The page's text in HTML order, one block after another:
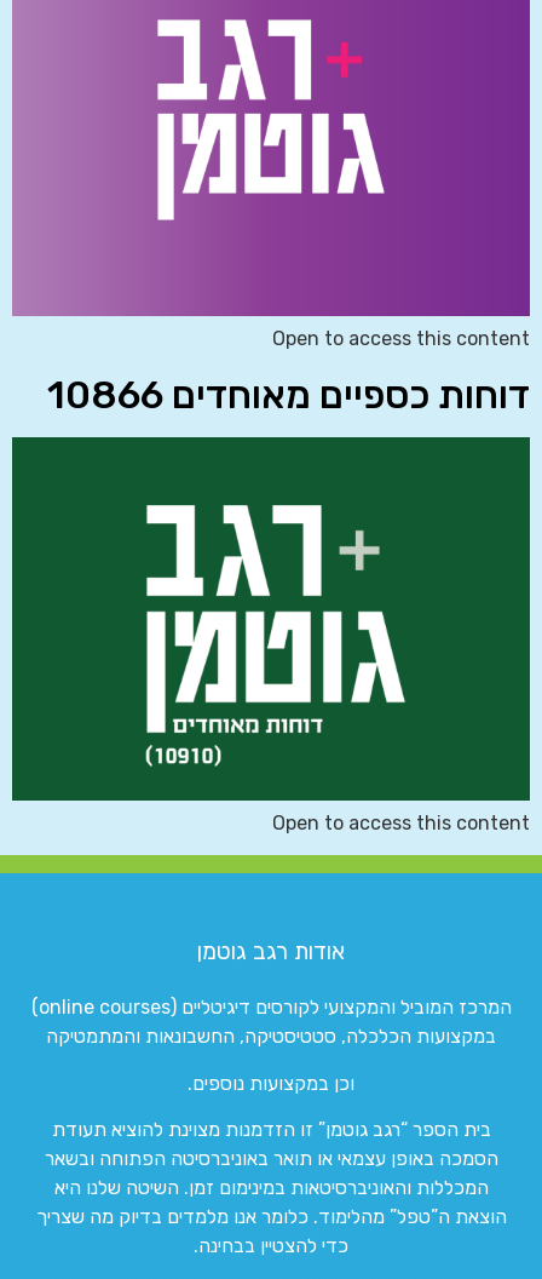
Open to access this content
דוחות כספיים מאוחדים 10866
Open to access this content
אודות רגב גוטמן
המרכז המוביל והמקצועי לקורסים דיגיטליים (online courses)
במקצועות הכלכלה, סטטיסטיקה, החשבונאות והמתמטיקה
וכן במקצועות נוספים.
בית הספר “רגב גוטמן” זו הזדמנות מצוינת להוציא תעודת
הסמכה באופן עצמאי או תואר באוניברסיטה הפתוחה ובשאר
המכללות והאוניברסיטאות במינימום זמן. השיטה שלנו היא
הוצאת ה”טפל” מהלימוד. כלומר אנו מלמדים בדיוק מה שצריך
כדי להצטיין בבחינה.